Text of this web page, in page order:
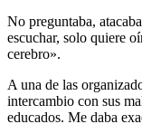
No preguntaba,
escuchar, solo quiere
cerebro».
A una de las
intercambio con sus
educados. Me daba